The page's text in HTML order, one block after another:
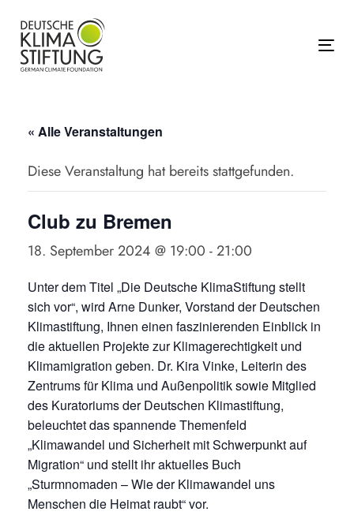
überspringen
primären
Navigation
springen
springen
« Alle Veranstaltungen
Diese Veranstaltung hat bereits stattgefunden.
Club zu Bremen
18. September 2024 @ 19:00 -21:00
Unter dem Titel „Die Deutsche KlimaStiftung stellt
sich vor“, wird Arne Dunker, Vorstand der Deutschen
Klimastiftung, Ihnen einen faszinierenden Einblick in
die aktuellen Projekte zur Klimagerechtigkeit und
Klimamigration geben. Dr. Kira Vinke, Leiterin des
Zentrums für Klima und Außenpolitik sowie Mitglied
des Kuratoriums der Deutschen Klimastiftung,
beleuchtet das spannende Themenfeld
„Klimawandel und Sicherheit mit Schwerpunkt auf
Migration“ und stellt ihr aktuelles Buch
„Sturmnomaden – Wie der Klimawandel uns
Menschen die Heimat raubt“ vor.